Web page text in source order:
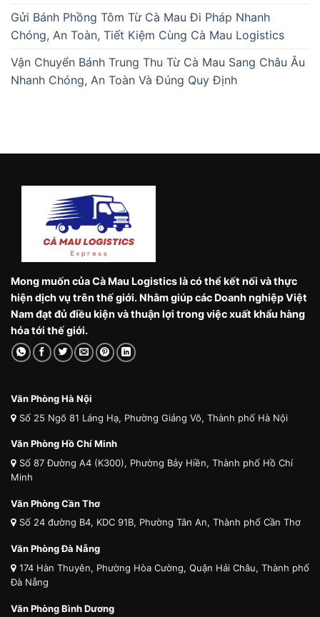
Gửi Bánh Phồng Tôm Từ Cà Mau Đi Pháp Nhanh
Chóng, An Toàn, Tiết Kiệm Cùng Cà Mau Logistics
Vận Chuyển Bánh Trung Thu Từ Cà Mau Sang Châu Âu
Nhanh Chóng, An Toàn Và Đúng Quy Định
Mong muốn của Cà Mau Logistics là có thể kết nối và thực
hiện dịch vụ trên thế giới. Nhằm giúp các Doanh nghiệp Việt
Nam đạt đủ điều kiện và thuận lợi trong việc xuất khẩu hàng
hóa tới thế giới.
Văn Phòng Hà Nội
Số 25 Ngõ 81 Láng Hạ, Phường Giảng Võ, Thành phố Hà Nội
Văn Phòng Hồ Chí Minh
Số 87 Đường A4 (K300), Phường Bảy Hiền, Thành phố Hồ Chí
Minh
Văn Phòng Cần Thơ
Số 24 đường B4, KDC 91B, Phường Tân An, Thành phố Cần Thơ
Văn Phòng Đà Nẵng
174 Hàn Thuyên, Phường Hòa Cường, Quận Hải Châu, Thành phố
Đà Nẵng
Văn Phòng Bình Dương